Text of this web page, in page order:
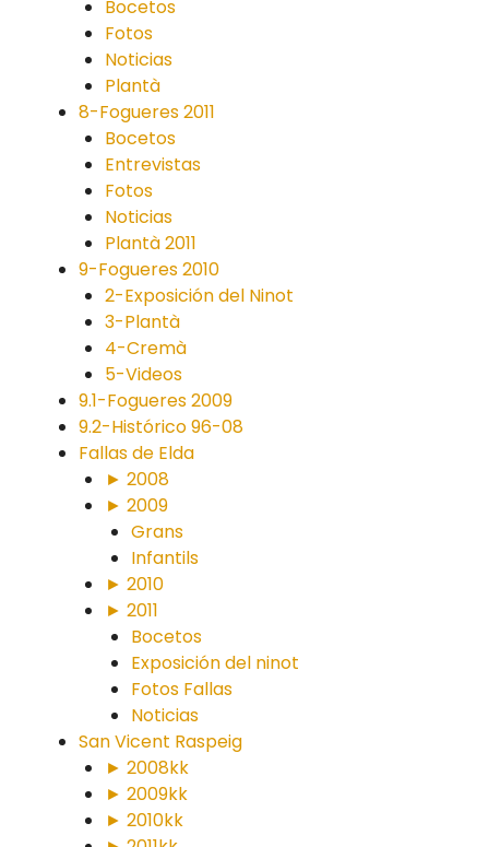
Bocetos
Fotos
Noticias
Plantà
8-Fogueres 2011
Bocetos
Entrevistas
Fotos
Noticias
Plantà 2011
9-Fogueres 2010
2-Exposición del Ninot
3-Plantà
4-Cremà
5-Videos
9.1-Fogueres 2009
9.2-Histórico 96-08
Fallas de Elda
► 2008
► 2009
Grans
Infantils
► 2010
► 2011
Bocetos
Exposición del ninot
Fotos Fallas
Noticias
San Vicent Raspeig
► 2008kk
► 2009kk
► 2010kk